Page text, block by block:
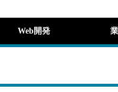
Web開発